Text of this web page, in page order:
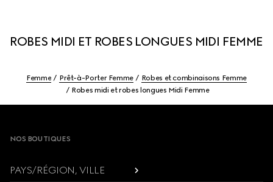
ROBES MIDI ET ROBES LONGUES MIDI FEMME
Femme Prêt-à-Porter Femme
Robes et combinaisons Femme
Robes midi et robes longues Midi Femme
NOS BOUTIQUES
PAYS/RÉGION, VILLE